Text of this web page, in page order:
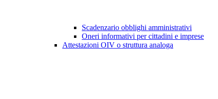
Scadenzario obblighi amministrativi
Oneri informativi per cittadini e imprese
Attestazioni OIV o struttura analoga